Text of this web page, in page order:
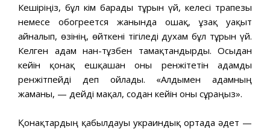
Кешіріңіз, бұл кім барады тұрғын үй, келесі трапезы
немесе обогреется жанында ошақ, ұзақ уақыт
айналып, өзінің, өйткені тігіледі духам бұл тұрғын үй.
Келген адам нан-тұзбен тамақтандырды. Осыдан
кейін қонақ ешқашан оны ренжітетін адамды
ренжітпейді деп ойлады. «Алдымен адамның
жаманы, — дейді мақал, содан кейін оны сұраңыз».
Қонақтардың қабылдауы украиндық ортада әдет —